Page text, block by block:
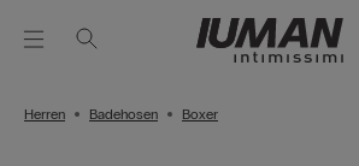
Herren Badehosen Boxer